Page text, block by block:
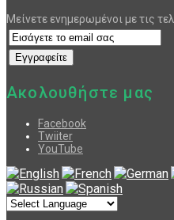
Μείνετε ενημερωμένοι με τις
Ακολουθήστε μας
Facebook
Twiiter
YouTube